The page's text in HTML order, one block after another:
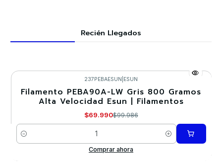
Recién Llegados
-30%
237PEBAESUN ESUN
Filamento PEBA90A-LW Gris 800 Gramos
Alta Velocidad Esun | Filamentos
$69.990$99.986
Cantidad
Comprar ahora